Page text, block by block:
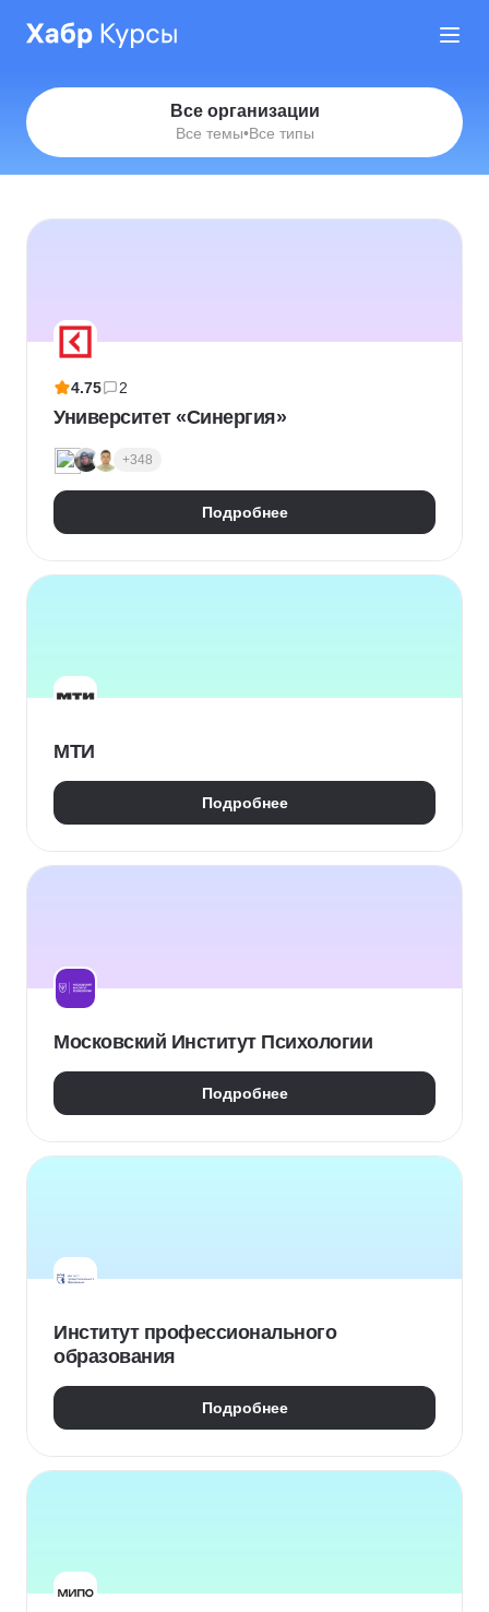
Все организации
Все темы•Все типы
4.75 2
Университет «Синергия»
+348
Подробнее
МТИ
Подробнее
Московский Институт Психологии
Подробнее
Институт профессионального
образования
Подробнее